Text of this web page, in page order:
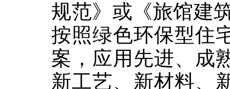
规范》或《旅馆建
按照绿色环保型住
案，应用先进、成
新工艺、新材料、